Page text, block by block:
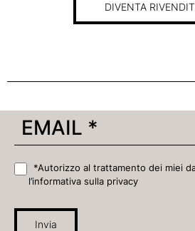
DIVENTA
*Autorizzo al trattamento dei miei
l’informativa sulla privacy
Invia